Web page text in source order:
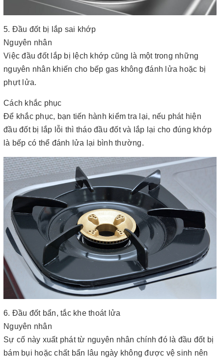
5. Đầu đốt bị lắp sai khớp
Nguyên nhân
Việc đầu đốt lắp bị lệch khớp cũng là một trong những
nguyên nhân khiến cho bếp gas không đánh lửa hoặc bị
phựt lửa.
Cách khắc phục
Để khắc phục, bạn tiến hành kiểm tra lại, nếu phát hiện
đầu đốt bị lắp lỗi thì tháo đầu đốt và lắp lại cho đúng khớp
là bếp có thể đánh lửa lại bình thường.
6. Đầu đốt bẩn, tắc khe thoát lửa
Nguyên nhân
Sự cố này xuất phát từ nguyên nhân chính đó là đầu đốt bị
bám bụi hoặc chất bẩn lâu ngày không được vệ sinh nên